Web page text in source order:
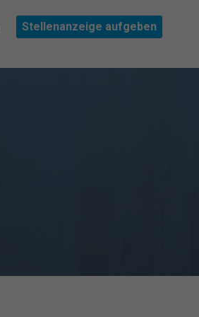
Stellenanzeige aufgeben